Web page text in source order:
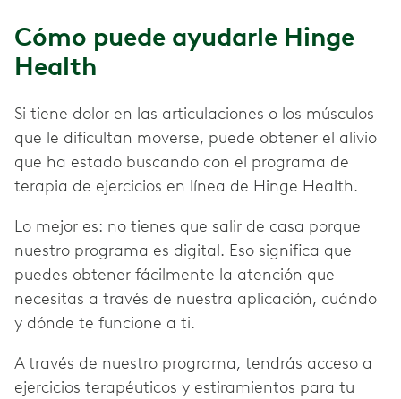
Cómo puede ayudarle Hinge
Health
Si tiene dolor en las articulaciones o los músculos
que le dificultan moverse, puede obtener el alivio
que ha estado buscando con el programa de
terapia de ejercicios en línea de Hinge Health.
Lo mejor es: no tienes que salir de casa porque
nuestro programa es digital. Eso significa que
puedes obtener fácilmente la atención que
necesitas a través de nuestra aplicación, cuándo
y dónde te funcione a ti.
A través de nuestro programa, tendrás acceso a
ejercicios terapéuticos y estiramientos para tu